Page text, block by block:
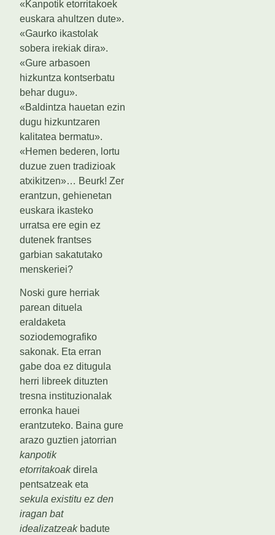
«Kanpotik etorritakoek
euskara ahultzen dute».
«Gaurko ikastolak
sobera irekiak dira».
«Gure arbasoen
hizkuntza kontserbatu
behar dugu».
«Baldintza hauetan ezin
dugu hizkuntzaren
kalitatea bermatu».
«Hemen bederen, lortu
duzue zuen tradizioak
atxikitzen»… Beurk! Zer
erantzun, gehienetan
euskara ikasteko
urratsa ere egin ez
dutenek frantses
garbian sakatutako
menskeriei?
Noski gure herriak
parean dituela
eraldaketa
soziodemografiko
sakonak. Eta erran
gabe doa ez ditugula
herri libreek dituzten
tresna instituzionalak
erronka hauei
erantzuteko. Baina gure
arazo guztien jatorrian
kanpotik
etorritakoakdirela
pentsatzeak eta
sekula existitu ez den
iragan bat
idealizatzeakbadute